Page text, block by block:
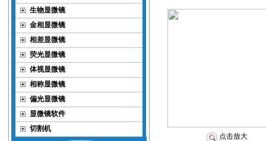
生物显微镜
金相显微镜
相差显微镜
荧光显微镜
体视显微镜
相称显微镜
偏光显微镜
显微镜软件
切割机
点击放大